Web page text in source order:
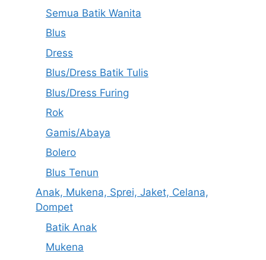
Semua Batik Wanita
Blus
Dress
Blus/Dress Batik Tulis
Blus/Dress Furing
Rok
Gamis/Abaya
Bolero
Blus Tenun
Anak, Mukena, Sprei, Jaket, Celana,
Dompet
Batik Anak
Mukena